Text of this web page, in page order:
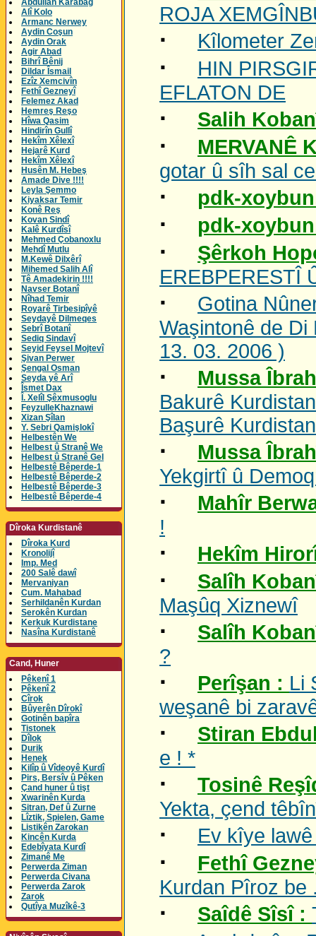
Abdullah Karabag
Alî Kolo
Armanc Nerwey
Aydin Coşun
Aydin Orak
Agir Abad
Bihrî Bênij
Dildar Îsmail
Ezîz Xemcivîn
Fethî Gezneyî
Felemez Akad
Hemreş Reşo
Hîwa Qasim
Hindirîn Gullî
Hekîm Xêlexî
Hejarê Kurd
Hekîm Xêlexî
Husên M. Hebeş
Amade Dive !!!!
Leyla Şemmo
Kiyaksar Temir
Konê Reş
Kovan Sindî
Kalê Kurdîsî
Mehmed Çobanoxlu
Mehdî Mutlu
M.Kewê Dilxêrî
Mihemed Salih Alî
Tê Amadekirin !!!!
Navser Botanî
Nîhad Temir
Royarê Tirbesipîyê
Seydayê Dilmeqes
Sebrî Botanî
Sediq Sindavî
Seyid Feysel Mojtevî
Şivan Perwer
Şengal Osman
Seyda yê Arî
Îsmet Dax
Î. Xelîl Şêxmusoglu
FeyzulleKhaznawi
Xizan Şîlan
Y. Sebri Qamişlokî
Helbestên We
Helbest û Stranê We
Helbest û Stranê Gel
Helbestê Bêperde-1
Helbestê Bêperde-2
Helbestê Bêperde-3
Helbestê Bêperde-4
Dîroka Kurdistanê
Dîroka Kurd
Kronolijî
Imp. Med
200 Salê dawî
Mervaniyan
Cum. Mahabad
Serhildanên Kurdan
Serokên Kurdan
Kerkuk Kurdistane
Nasîna Kurdistanê
Cand, Huner
Pêkenî 1
Pêkenî 2
Cîrok
Bûyerên Dîrokî
Gotinên bapîra
Tistonek
Dîlok
Durik
Henek
Kilîp û Vîdeoyê Kurdî
Pirs, Bersîv û Pêken
Çand huner û tişt
Xwarinên Kurda
Sitran, Def û Zurne
Lîztik, Spielen, Game
Listikên Zarokan
Kincên Kurda
Edebîyata Kurdî
Zimanê Me
Perwerda Ziman
Perwerda Civana
Perwerda Zarok
Zarok
Qutîya Muzîkê-3
ROJA
· Kîlometer
·
HIN
EFLATON DE
· Salih
·
MERVANÊ
gotar û sîh sal
· pdk-
· pdk-
·
Şêrkoh
EREBPERESTÎ
·
Gotina
Waşintonê de Di
13. 03. 2006 )
·
Mussa
Bakurê
Başurê
·
Mussa
Yekgirtî û
·
Mahîr
!
· Hekîm
·
Salîh
Maşûq Xiznewî
·
Salîh
?
· Perîşan : Li
weşanê bi
·
Stiran
e ! *
·
Tosinê
Yekta, çend
· Ev kîye
·
Fethî
Kurdan Pîroz be
· Saîdê Sîsî :